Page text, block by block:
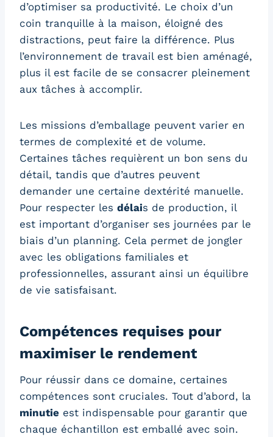
d’optimiser sa productivité. Le choix d’un
coin tranquille à la maison, éloigné des
distractions, peut faire la différence. Plus
l’environnement de travail est bien aménagé,
plus il est facile de se consacrer pleinement
aux tâches à accomplir.
Les missions d’emballage peuvent varier en
termes de complexité et de volume.
Certaines tâches requièrent un bon sens du
détail, tandis que d’autres peuvent
demander une certaine dextérité manuelle.
Pour respecter les délais de production, il
est important d’organiser ses journées par le
biais d’un planning. Cela permet de jongler
avec les obligations familiales et
professionnelles, assurant ainsi un équilibre
de vie satisfaisant.
Compétences requises pour
maximiser le rendement
Pour réussir dans ce domaine, certaines
compétences sont cruciales. Tout d’abord, la
minutie est indispensable pour garantir que
chaque échantillon est emballé avec soin.